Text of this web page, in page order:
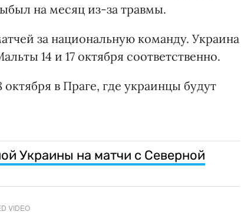
на месяц из-за травмы.
за национальную команду. Украина
14 и 17 октября соответственно.
в Праге, где украинцы будут
Украины на матчи с Северной
VIDEO